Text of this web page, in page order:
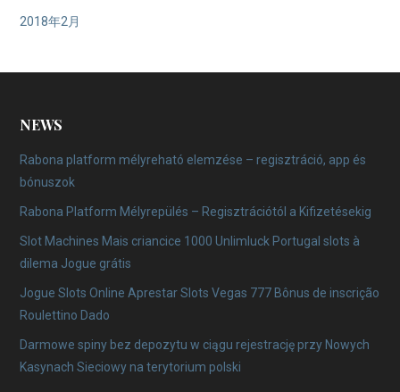
2018年2月
NEWS
Rabona platform mélyreható elemzése – regisztráció, app és
bónuszok
Rabona Platform Mélyrepülés – Regisztrációtól a Kifizetésekig
Slot Machines Mais criancice 1000 Unlimluck Portugal slots à
dilema Jogue grátis
Jogue Slots Online Aprestar Slots Vegas 777 Bônus de inscrição
Roulettino Dado
Darmowe spiny bez depozytu w ciągu rejestrację przy Nowych
Kasynach Sieciowy na terytorium polski